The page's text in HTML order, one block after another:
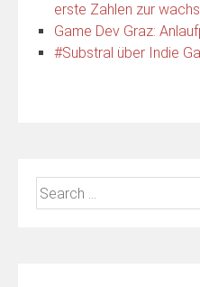
erste Zahlen zur
Game Dev Graz:
#Substral über Indie
Search
for: